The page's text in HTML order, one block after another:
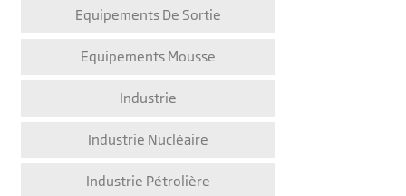
Equipements De Sortie
Equipements Mousse
Industrie
Industrie Nucléaire
Industrie Pétrolière